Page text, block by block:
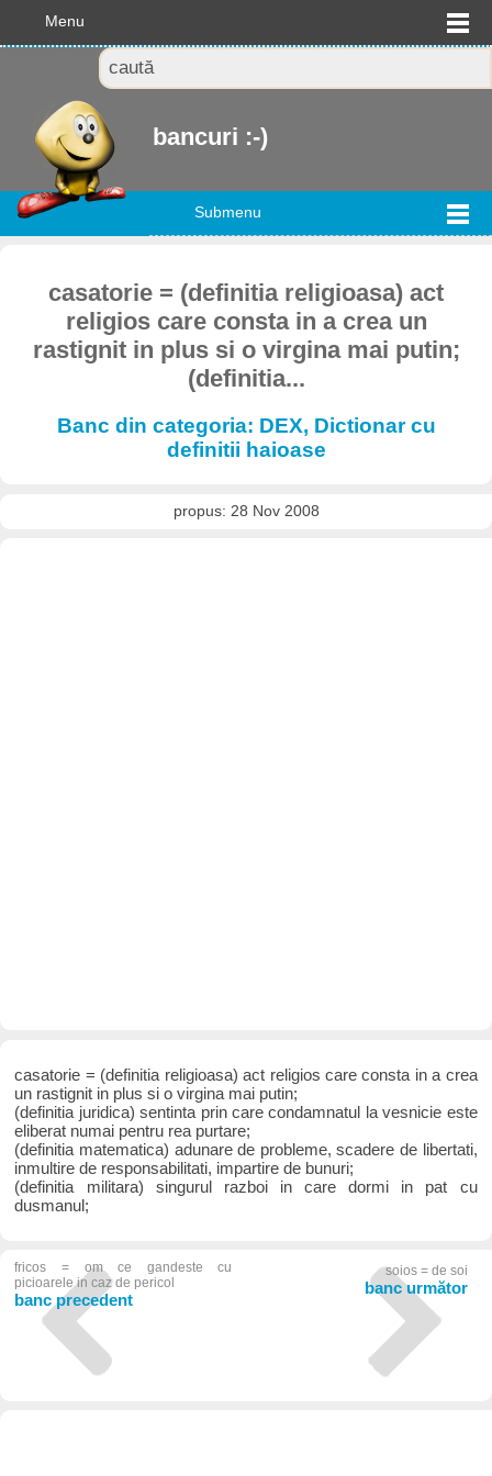
Menu
bancuri :-)
Submenu
casatorie = (definitia religioasa) act
religios care consta in a crea un
rastignit in plus si o virgina mai putin;
(definitia...
Banc din categoria: DEX, Dictionar cu
definitii haioase
propus: 28 Nov 2008
casatorie = (definitia religioasa) act religios care consta in a crea
un rastignit in plus si o virgina mai putin;
(definitia juridica) sentinta prin care condamnatul la vesnicie este
eliberat numai pentru rea purtare;
(definitia matematica) adunare de probleme, scadere de libertati,
inmultire de responsabilitati, impartire de bunuri;
(definitia militara) singurul razboi in care dormi in pat cu
dusmanul;
fricos = om ce gandeste cu
picioarele in caz de pericol
banc precedent
soios = de soi
banc următor